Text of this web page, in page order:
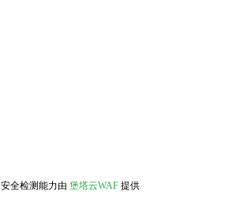
安全检测能力由 堡塔云WAF 提供